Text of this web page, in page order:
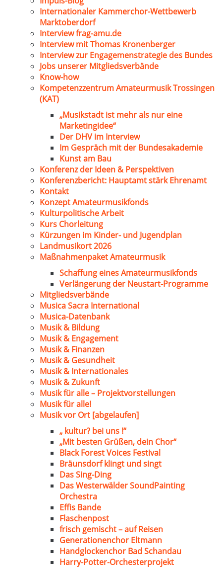
Internationaler Kammerchor-Wettbewerb
Marktoberdorf
Interview frag-amu.de
Interview mit Thomas Kronenberger
Interview zur Engagemenstrategie des Bundes
Jobs unserer Mitgliedsverbände
Know-how
Kompetenzzentrum Amateurmusik Trossingen
(KAT)
„Musikstadt ist mehr als nur eine
Marketingidee“
Der DHV im Interview
Im Gespräch mit der Bundesakademie
Kunst am Bau
Konferenz der Ideen & Perspektiven
Konferenzbericht: Hauptamt stärk Ehrenamt
Kontakt
Konzept Amateurmusikfonds
Kulturpolitische Arbeit
Kurs Chorleitung
Kürzungen im Kinder- und Jugendplan
Landmusikort 2026
Maßnahmenpaket Amateurmusik
Schaffung eines Amateurmusikfonds
Verlängerung der Neustart-Programme
Mitgliedsverbände
Musica Sacra International
Musica-Datenbank
Musik & Bildung
Musik & Engagement
Musik & Finanzen
Musik & Gesundheit
Musik & Internationales
Musik & Zukunft
Musik für alle – Projektvorstellungen
Musik für alle!
Musik vor Ort [abgelaufen]
„ kultur? bei uns !“
„Mit besten Grüßen, dein Chor“
Black Forest Voices Festival
Bräunsdorf klingt und singt
Das Sing-Ding
Das Westerwälder SoundPainting
Orchestra
Effis Bande
Flaschenpost
frisch gemischt – auf Reisen
Generationenchor Eltmann
Handglockenchor Bad Schandau
Harry-Potter-Orchesterprojekt